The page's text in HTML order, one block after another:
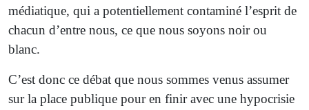
médiatique, qui a potentiellement contaminé l’esprit de
chacun d’entre nous, ce que nous soyons noir ou
blanc.
C’est donc ce débat que nous sommes venus assumer
sur la place publique pour en finir avec une hypocrisie